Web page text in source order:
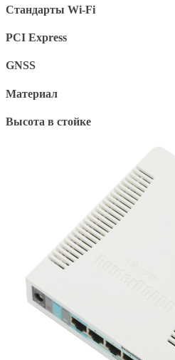
Стандарты Wi-Fi
PCI Express
GNSS
Материал
Высота в стойке